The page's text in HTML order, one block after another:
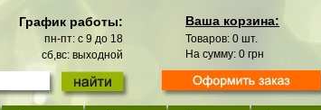
График работы:
пн-пт: с 9 до 18
сб,вс: выходной
Ваша корзина:
Товаров: 0 шт.
На сумму: 0 грн